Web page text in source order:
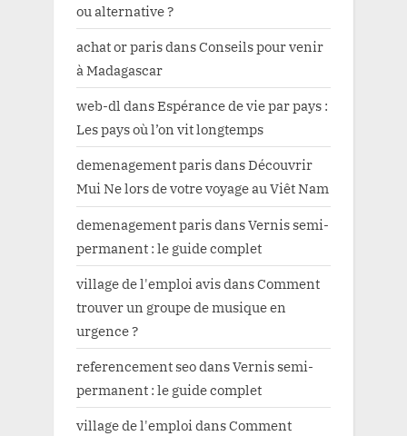
ou alternative ?
achat or parisdansConseils pour venir
à Madagascar
web-dl dansEspérance de vie par pays :
Les pays où l’on vit longtemps
demenagement parisdansDécouvrir
Mui Ne lors de votre voyage au Viêt Nam
demenagement parisdansVernis semi-
permanent : le guide complet
village de l'emploi avisdansComment
trouver un groupe de musique en
urgence ?
referencement seodansVernis semi-
permanent : le guide complet
village de l'emploidansComment